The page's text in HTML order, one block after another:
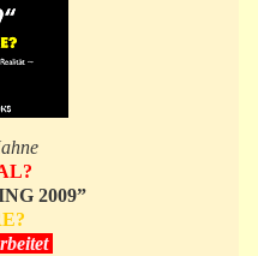
2009”